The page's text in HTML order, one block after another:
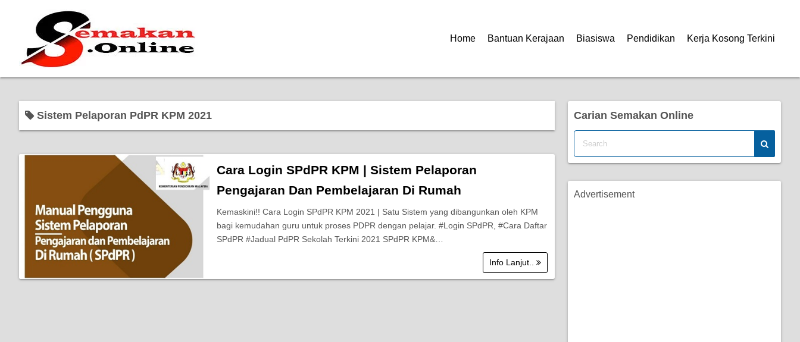
Home Bantuan Kerajaan Biasiswa Pendidikan Kerja Kosong Terkini
Sistem Pelaporan PdPR KPM 2021
Cara Login SPdPR KPM | Sistem Pelaporan
Pengajaran Dan Pembelajaran Di Rumah
Kemaskini!! Cara Login SPdPR KPM 2021 | Satu Sistem yang dibangunkan oleh KPM
bagi kemudahan guru untuk proses PDPR dengan pelajar. #Login SPdPR, #Cara Daftar
SPdPR #Jadual PdPR Sekolah Terkini 2021 SPdPR KPM&…
Info Lanjut..
Carian Semakan Online
Advertisement